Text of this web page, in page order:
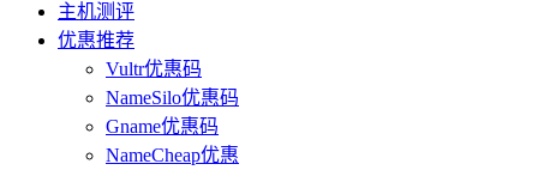
主机测评
优惠推荐
Vultr优惠码
NameSilo优惠码
Gname优惠码
NameCheap优惠